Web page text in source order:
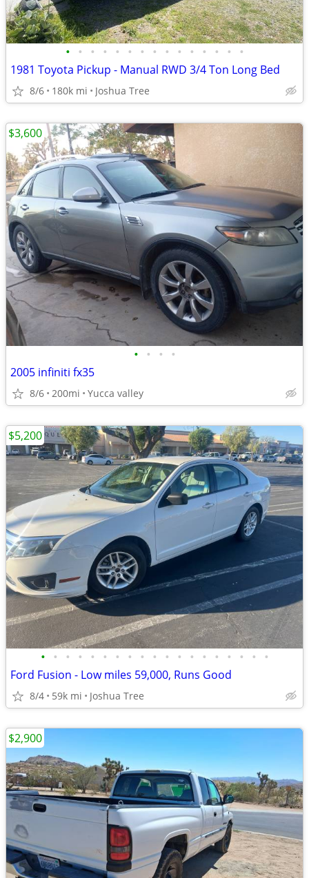
• • • • • • • • • • • • • • •
1981 Toyota Pickup - Manual RWD 3/4 Ton Long Bed
8/6 180k mi Joshua Tree
• • • •
2005 infiniti fx35
8/6 200mi Yucca valley
$3,600
• • • • • • • • • • • • • • • • • • •
Ford Fusion - Low miles 59,000, Runs Good
8/4 59k mi Joshua Tree
$5,200
$2,900